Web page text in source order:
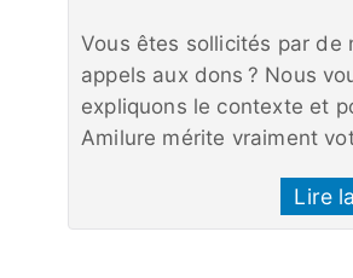
Vous êtes sollicités par de
appels aux dons ? Nous
expliquons le contexte et
Amilure mérite vraiment
Lire